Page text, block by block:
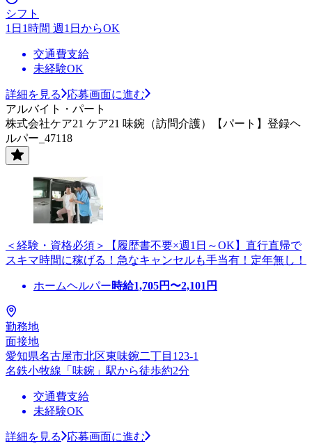
シフト
1日1時間 週1日からOK
交通費支給
未経験OK
詳細を見る
応募画面に進む
アルバイト・パート
株式会社ケア21 ケア21 味鋺（訪問介護）【パート】登録ヘ
ルパー_47118
＜経験・資格必須＞【履歴書不要×週1日～OK】直行直帰で
スキマ時間に稼げる！急なキャンセルも手当有！定年無し！
ホームヘルパー時給1,705円〜2,101 円
勤務地
面接地
愛知県名古屋市北区東味鋺二丁目123-1
名鉄小牧線「味鋺」駅から徒歩約2分
交通費支給
未経験OK
詳細を見る
応募画面に進む